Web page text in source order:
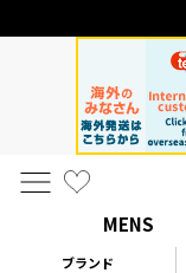
MENS
ブランド